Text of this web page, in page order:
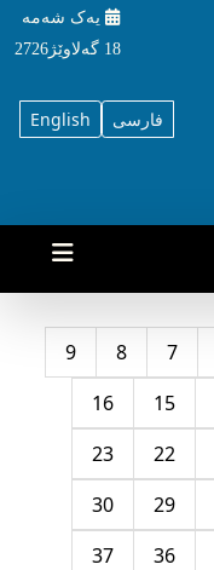
یه‌ک شه‌مه‌
18 گه‌لاوێژ2726
English فارسی
7
8
9
15
16
22
23
29
30
36
37